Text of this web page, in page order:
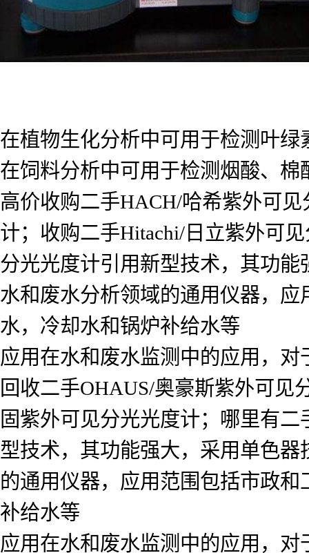
在植物生化分析中可用于检测叶
在饲料分析中可用于检测烟酸、棉
高价收购二手HACH/哈希紫外可
计；收购二手Hitachi/日立紫外可
分光光度计引用新型技术，其功
水和废水分析领域的通用仪器，
水，冷却水和锅炉补给水等
应用在水和废水监测中的应用，对
回收二手OHAUS/奥豪斯紫外可
固紫外可见分光光度计；哪里有
型技术，其功能强大，采用单色
的通用仪器，应用范围包括市政
补给水等
应用在水和废水监测中的应用，